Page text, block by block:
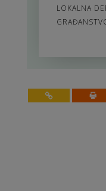
LOKALNA